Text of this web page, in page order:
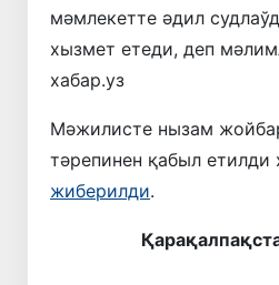
мәмлекетте әдил
хызмет етеди, деп
хабар.уз
Мәжилисте нызам
тәрепинен қабыл етилди
жиберилди.